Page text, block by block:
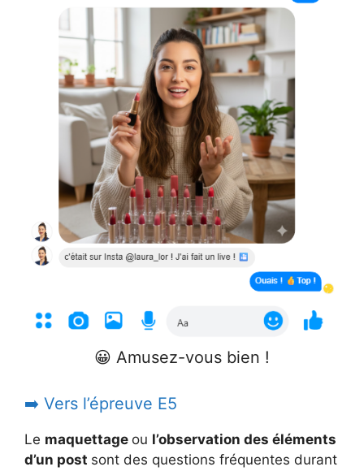
😀 Amusez-vous bien !
➡️ Vers l’épreuve E5
Le maquettage ou l’observation des éléments
d’un post sont des questions fréquentes durant